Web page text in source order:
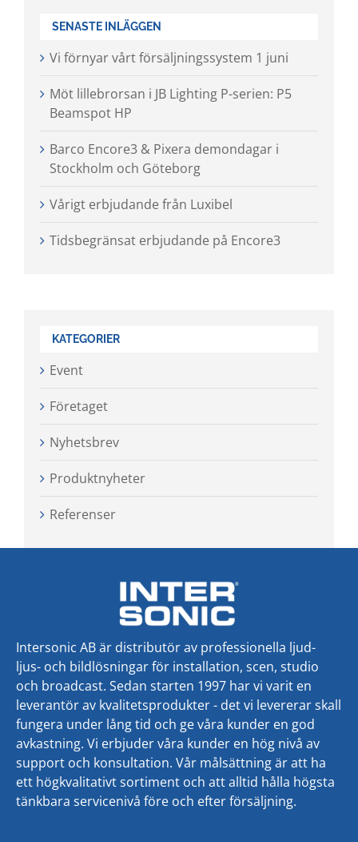
SENASTE INLÄGGEN
Vi förnyar vårt försäljningssystem 1 juni
Möt lillebrorsan i JB Lighting P-serien: P5
Beamspot HP
Barco Encore3 & Pixera demondagar i
Stockholm och Göteborg
Vårigt erbjudande från Luxibel
Tidsbegränsat erbjudande på Encore3
KATEGORIER
Event
Företaget
Nyhetsbrev
Produktnyheter
Referenser
Intersonic AB är distributör av professionella ljud-
ljus- och bildlösningar för installation, scen, studio
och broadcast. Sedan starten 1997 har vi varit en
leverantör av kvalitetsprodukter - det vi levererar skall
fungera under lång tid och ge våra kunder en god
avkastning. Vi erbjuder våra kunder en hög nivå av
support och konsultation. Vår målsättning är att ha
ett högkvalitativt sortiment och att alltid hålla högsta
tänkbara servicenivå före och efter försäljning.